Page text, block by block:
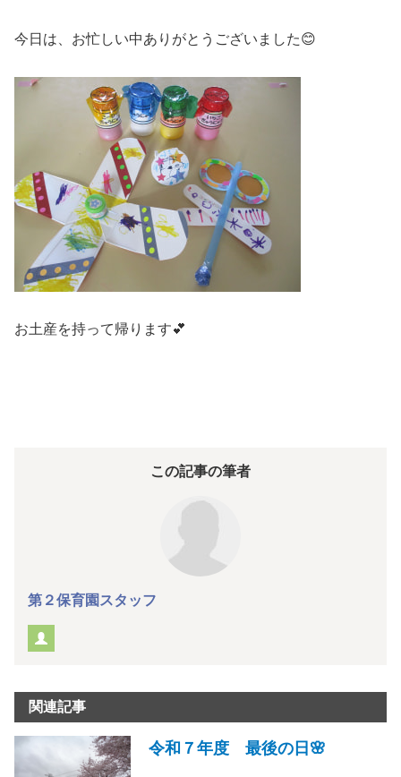
今日は、お忙しい中ありがとうございました😊
お土産を持って帰ります💕
この記事の筆者
第２保育園スタッフ
関連記事
令和７年度 最後の日🌸